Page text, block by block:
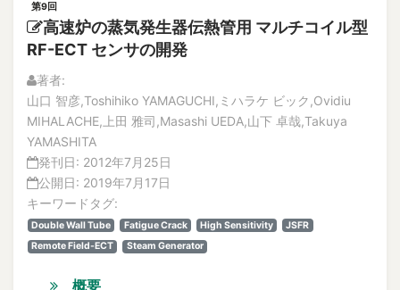
第9回
高速炉の蒸気発生器伝熱管用 マルチコイル型
RF-ECT センサの開発
著者:
山口 智彦,Toshihiko YAMAGUCHI,ミハラケ ビック,Ovidiu
MIHALACHE,上田 雅司,Masashi UEDA,山下 卓哉,Takuya
YAMASHITA
発刊日: 2012年7月25日
公開日: 2019年7月17日
キーワードタグ:
Double Wall Tube Fatigue Crack High Sensitivity
JSFR
Remote Field-ECT
Steam Generator
概要